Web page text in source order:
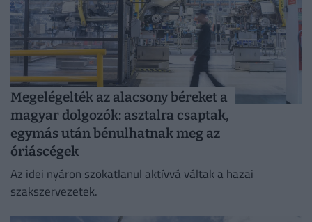
Megelégelték az alacsony béreket a
magyar dolgozók: asztalra csaptak,
egymás után bénulhatnak meg az
óriáscégek
Az idei nyáron szokatlanul aktívvá váltak a hazai
szakszervezetek.